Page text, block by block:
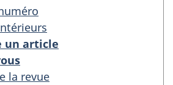
un article
la revue